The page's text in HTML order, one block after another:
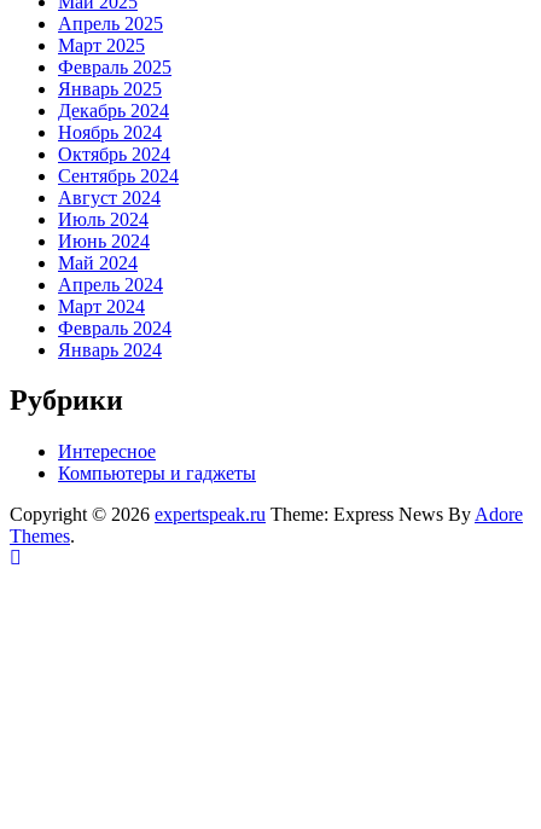
Апрель 2025
Март 2025
Февраль 2025
Январь 2025
Декабрь 2024
Ноябрь 2024
Октябрь 2024
Сентябрь 2024
Август 2024
Июль 2024
Июнь 2024
Май 2024
Апрель 2024
Март 2024
Февраль 2024
Январь 2024
Рубрики
Интересное
Компьютеры и гаджеты
Copyright © 2026 expertspeak.ru Theme: Express News By Adore
Themes.